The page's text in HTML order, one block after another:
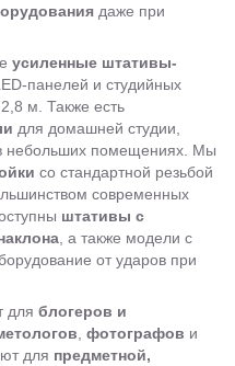
даже при
усиленные штативы-
панелей и студийных
м. Также есть
для домашней студии,
небольших помещениях. Мы
со стандартной резьбой
современных
штативы с
, а также модели с
от ударов при
для блогеров и
, фотографов и
для предметной,